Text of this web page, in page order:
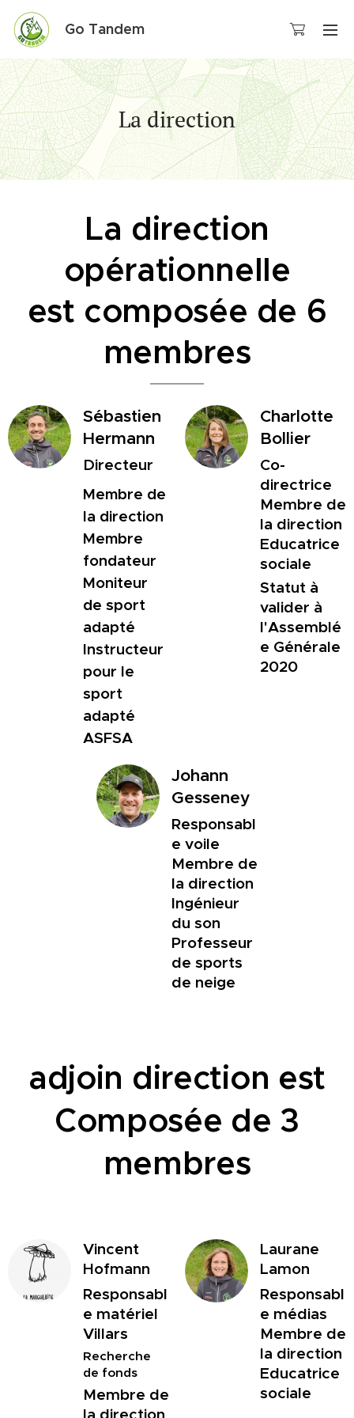
Go Tandem
La direction
La direction
opérationnelle
est composée de 6
membres
Sébastien
Hermann
Directeur
Membre de
la direction
Membre
fondateur
Moniteur
de sport
adapté
Instructeur
pour le
sport
adapté
ASFSA
Charlotte
Bollier
Co-
directrice
Membre de
la direction
Educatrice
sociale
Statut à
valider à
l'Assemblé
e Générale
2020
Johann
Gesseney
Responsabl
e voile
Membre de
la direction
Ingénieur
du son
Professeur
de sports
de neige
adjoin direction est
Composée de 3
membres
Vincent
Hofmann
Responsabl
e matériel
Villars
Recherche
de fonds
Membre de
la direction
Laurane
Lamon
Responsabl
e médias
Membre de
la direction
Educatrice
sociale